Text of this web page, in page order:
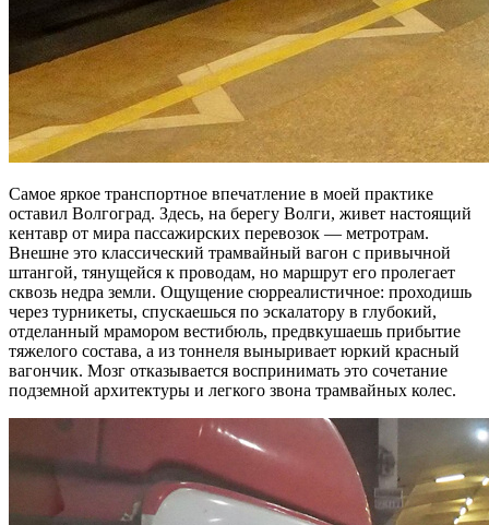
Самое яркое транспортное впечатление в моей практике
оставил Волгоград. Здесь, на берегу Волги, живет настоящий
кентавр от мира пассажирских перевозок — метротрам.
Внешне это классический трамвайный вагон с привычной
штангой, тянущейся к проводам, но маршрут его пролегает
сквозь недра земли. Ощущение сюрреалистичное: проходишь
через турникеты, спускаешься по эскалатору в глубокий,
отделанный мрамором вестибюль, предвкушаешь прибытие
тяжелого состава, а из тоннеля выныривает юркий красный
вагончик. Мозг отказывается воспринимать это сочетание
подземной архитектуры и легкого звона трамвайных колес.